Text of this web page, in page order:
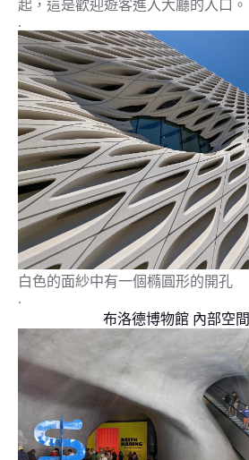
起，這是歡迎遊客進入大廳的入口。
.
白色的面紗中有一個橢圓形的開孔
.
布洛德博物館 內部空間